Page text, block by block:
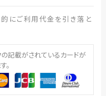
にご利用代金を引き落と
記載がされているカードが
。